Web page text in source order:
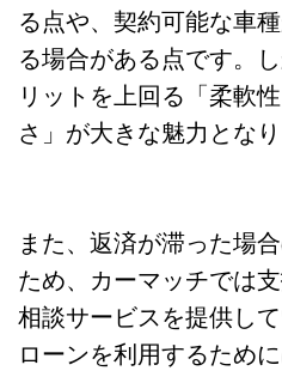
る点や、契約可能な車
る場合がある点です。
リットを上回る「柔軟
さ」が大きな魅力となり
また、返済が滞った場
ため、カーマッチでは
相談サービスを提供し
ローンを利用するため